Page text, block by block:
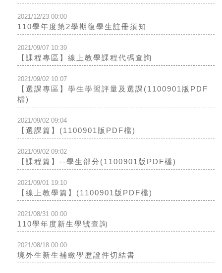
2021/12/23 00:00
110學年度第2學期復學生註冊須知
2021/09/07 10:39
【課程專區】線上教學課程代碼查詢
2021/09/02 10:07
【選課專區】學生學習評量及選課(1100901版PDF
檔)
2021/09/02 09:04
【選課篇】(1100901版PDF檔)
2021/09/02 09:02
【課程篇】--學生部分(1100901版PDF檔)
2021/09/01 19:10
【線上教學篇】(1100901版PDF檔)
2021/08/31 00:00
110學年度新生學號查詢
2021/08/18 00:00
境外生新生補繳學歷證件切結書